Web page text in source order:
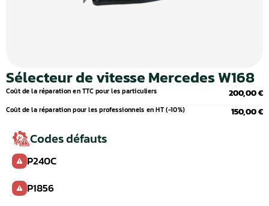
Sélecteur de vitesse Mercedes W168
Coût de la réparation en TTC pour les particuliers 200,00 €
Coût de la réparation pour les professionnels en HT (-10%) 150,00 €
Codes défauts
P240C
P1856